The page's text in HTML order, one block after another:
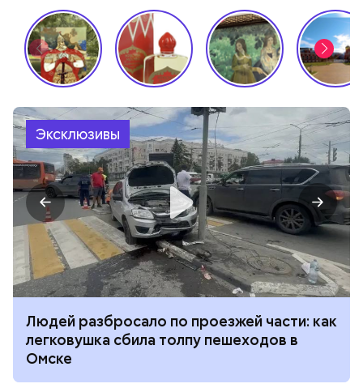
Эксклюзивы
Людей разбросало по проезжей части: как
легковушка сбила толпу пешеходов в
Омске